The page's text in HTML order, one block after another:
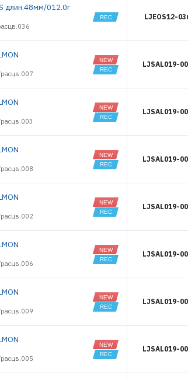
5098
5106
5107
5843
5844
5858
5859
6451
6452
6468
6477
6484
6485
6488
6490
длин.48мм/012.0г
LJEOS12-
LJSAL019-
LJSAL019-
LJSAL019-
LJSAL019-
LJSAL019-
LJSAL019-
LJSAL019-